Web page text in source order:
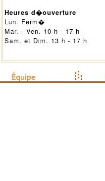
Heures d�ouverture
Lun. Ferm�
Mar. - Ven. 10 h - 17 h
Sam. et Dim. 13 h - 17 h